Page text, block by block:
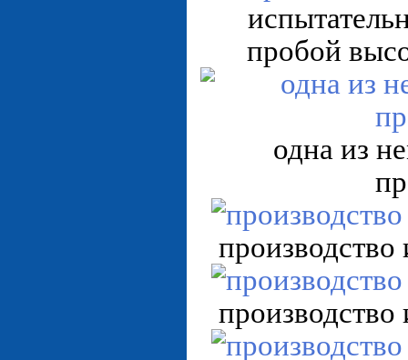
пробой
одна из
производство
производство